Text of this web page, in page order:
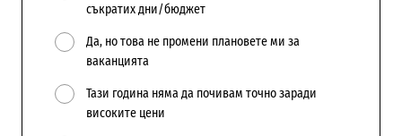
съкратих дни/бюджет
Да, но това не промени плановете ми за
ваканцията
Тази година няма да почивам точно заради
високите цени